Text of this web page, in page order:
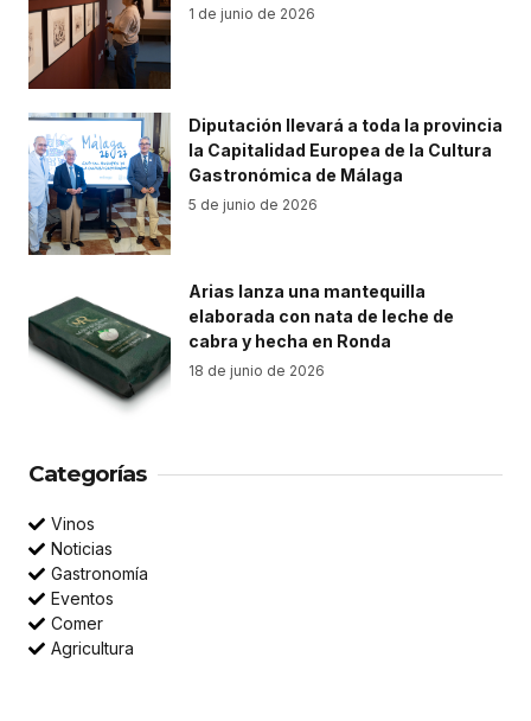
1 de junio de 2026
Diputación llevará a toda la provincia
la Capitalidad Europea de la Cultura
Gastronómica de Málaga
5 de junio de 2026
Arias lanza una mantequilla
elaborada con nata de leche de
cabra y hecha en Ronda
18 de junio de 2026
Categorías
Vinos
Noticias
Gastronomía
Eventos
Comer
Agricultura